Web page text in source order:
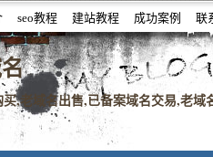
seo教程 建站教程 成功案例 联
度权重域名老域名购买,老域名交易,
,老域名出售,已备案域名交易,老